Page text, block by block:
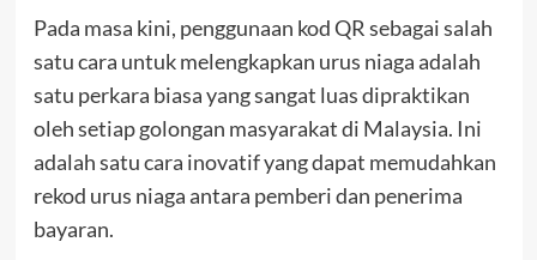
Pada masa kini, penggunaan kod QR sebagai salah
satu cara untuk melengkapkan urus niaga adalah
satu perkara biasa yang sangat luas dipraktikan
oleh setiap golongan masyarakat di Malaysia. Ini
adalah satu cara inovatif yang dapat memudahkan
rekod urus niaga antara pemberi dan penerima
bayaran.